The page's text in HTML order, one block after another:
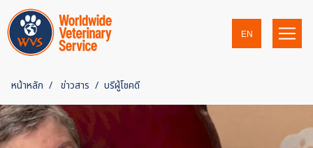
EN
หน้าหลัก ข่าวสาร บรีผู้โชคดี